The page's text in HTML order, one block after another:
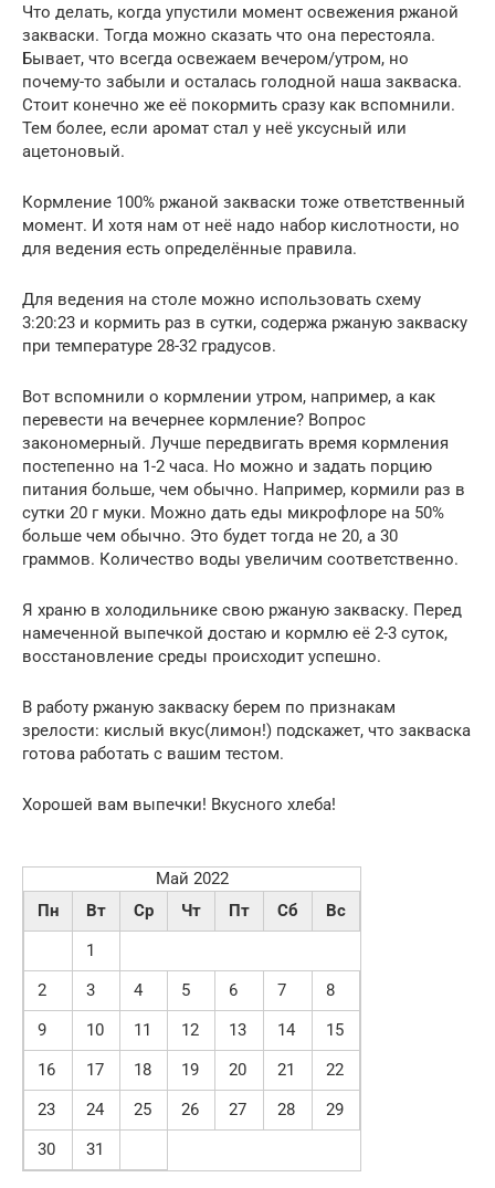
Что делать, когда упустили момент освежения ржаной
закваски. Тогда можно сказать что она перестояла.
Бывает, что всегда освежаем вечером/утром, но
почему-то забыли и осталась голодной наша закваска.
Стоит конечно же её покормить сразу как вспомнили.
Тем более, если аромат стал у неё уксусный или
ацетоновый.
Кормление 100% ржаной закваски тоже ответственный
момент. И хотя нам от неё надо набор кислотности, но
для ведения есть определённые правила.
Для ведения на столе можно использовать схему
3:20:23 и кормить раз в сутки, содержа ржаную закваску
при температуре 28-32 градусов.
Вот вспомнили о кормлении утром, например, а как
перевести на вечернее кормление? Вопрос
закономерный. Лучше передвигать время кормления
постепенно на 1-2 часа. Но можно и задать порцию
питания больше, чем обычно. Например, кормили раз в
сутки 20 г муки. Можно дать еды микрофлоре на 50%
больше чем обычно. Это будет тогда не 20, а 30
граммов. Количество воды увеличим соответственно.
Я храню в холодильнике свою ржаную закваску. Перед
намеченной выпечкой достаю и кормлю её 2-3 суток,
восстановление среды происходит успешно.
В работу ржаную закваску берем по признакам
зрелости: кислый вкус(лимон!) подскажет, что закваска
готова работать с вашим тестом.
Хорошей вам выпечки! Вкусного хлеба!
Май 2022
Пн
Вт Ср Чт Пт Сб
Вс
1
2
3 4 5 6 7
8
9
10 11 12 13 14
15
16
17 18 19 20 21
22
23
24 25 26 27 28
29
30
31